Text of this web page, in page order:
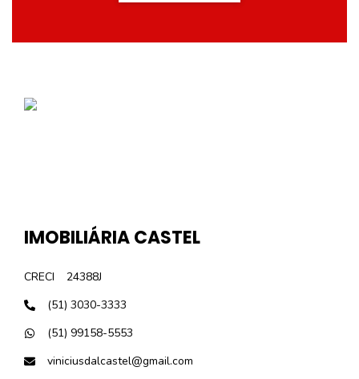
IMOBILIÁRIA CASTEL
CRECI
24388J
(51) 3030-3333
(51) 99158-5553
viniciusdalcastel@gmail.com